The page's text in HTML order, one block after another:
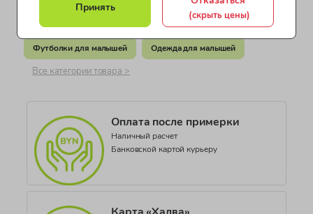
Документ о соответствии
ТС RU С-GB.АЖ26.В.00839
Одежда для малышей 3-6 месяцев
Футболки для малышей Одежда для малышей
Все категории товара >
Оплата после примерки
Наличный расчет
Банковской картой курьеру
Принять
(скрыть цены)